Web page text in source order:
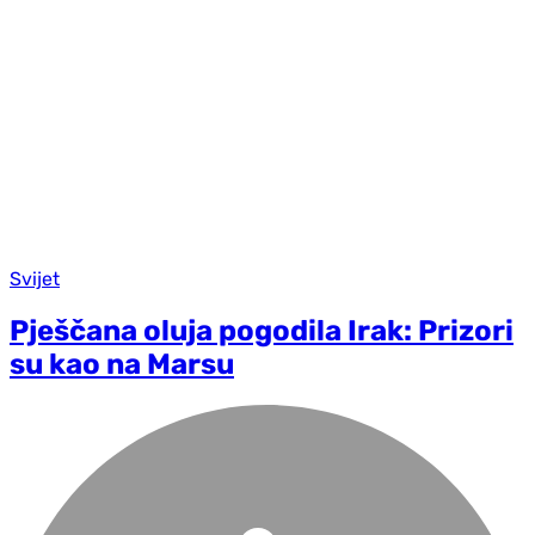
Svijet
Pješčana oluja pogodila Irak: Prizori
su kao na Marsu